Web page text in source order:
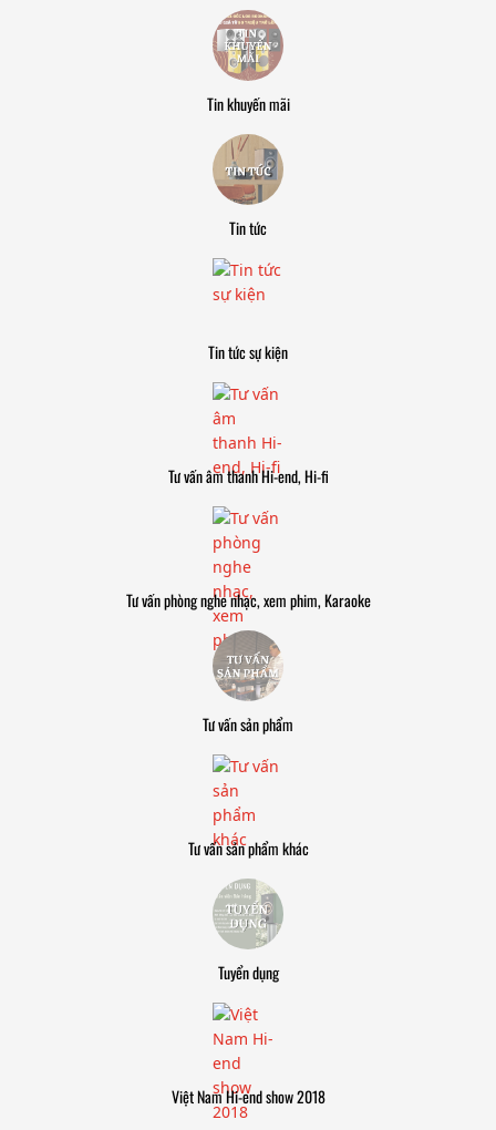
Tin khuyến mãi
Tin tức
Tin tức sự kiện
Tư vấn âm thanh Hi-end, Hi-fi
Tư vấn phòng nghe nhạc, xem phim, Karaoke
Tư vấn sản phẩm
Tư vấn sản phẩm khác
Tuyển dụng
Việt Nam Hi-end show 2018